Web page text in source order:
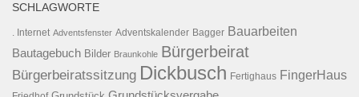
SCHLAGWORTE
. Internet Adventsfenster Adventskalender Bagger Bauarbeiten
Bautagebuch Bilder Braunkohle Bürgerbeirat
Bürgerbeiratssitzung Dickbusch Fertighaus FingerHaus